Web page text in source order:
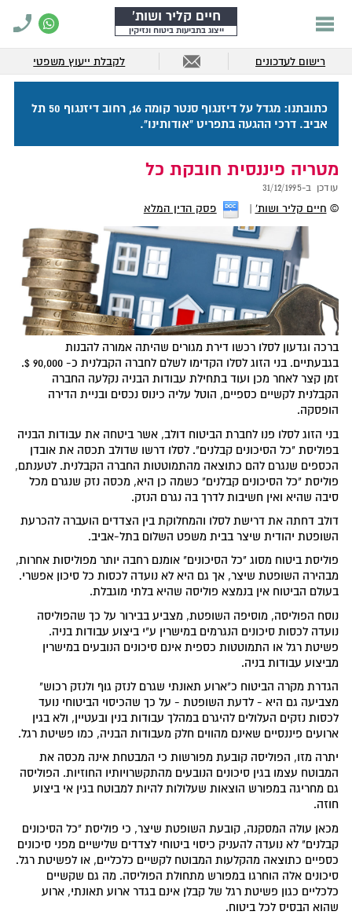
חיים קליר ושות'
ייצוג בתביעות ביטוח ונזיקין
רישום לעדכונים לקבלת ייעוץ משפטי
כתובתנו: מגדל על דיזנגוף סנטר קומה 16, רחוב דיזנגוף 50 תל
אביב. דרכי ההגעה בתפריט "אודותינו".
מטריה פיננסית חובקת כל
עודכן ב-31/12/1995
© חיים קליר ושות' פסק הדין המלא
ברכה וגדעון לסלו רכשו דירת מגורים שהיתה אמורה להבנות
בגבעתיים. בני הזוג לסלו הקדימו לשלם לחברה הקבלנית כ- 90,000 $.
זמן קצר לאחר מכן ועוד בתחילת עבודות הבניה נקלעה החברה
הקבלנית לקשיים כספיים, הוטל עליה כינוס נכסים ובניית הדירה
הופסקה.
בני הזוג לסלו פנו לחברת הביטוח דולב, אשר ביטחה את עבודות הבניה
בפוליסת "כל הסיכונים קבלנים". לסלו דרשו שדולב תכסה את אובדן
הכספים שנגרם להם כתוצאה מהתמוטטות החברה הקבלנית. לטענתם,
פוליסת "כל הסיכונים קבלנים" כשמה כן היא, מכסה נזק שנגרם מכל
סיבה שהיא ואין חשיבות לדרך בה נגרם הנזק.
דולב דחתה את דרישת לסלו והמחלוקת בין הצדדים הועברה להכרעת
השופטת יהודית שיצר בבית משפט השלום בתל-אביב.
פוליסת ביטוח מסוג "כל הסיכונים" אומנם רחבה יותר מפוליסות אחרות,
מבהירה השופטת שיצר, אך גם היא לא נועדה לכסות כל סיכון אפשרי.
בעולם הביטוח אין בנמצא פוליסה שהיא בלתי מוגבלת.
נוסח הפוליסה, מוסיפה השופטת, מצביע בבירור על כך שהפוליסה
נועדה לכסות סיכונים הנגרמים במישרין ע"י ביצוע עבודות בניה.
פשיטת רגל או התמוטטות כספית אינם סיכונים הנובעים במישרין
מביצוע עבודות בניה.
הגדרת מקרה הביטוח כ"ארוע תאונתי שגרם לנזק גוף ולנזק רכוש"
מצביעה גם היא - לדעת השופטת - על כך שהכיסוי הביטוחי נועד
לכסות נזקים העלולים להיגרם במהלך עבודות בנין ובעטיין, ולא בגין
ארועים פיננסיים שאינם מהווים חלק מעבודות הבניה, כמו פשיטת רגל.
יתרה מזו, הפוליסה קובעת מפורשות כי המבטחת אינה מכסה את
המבוטח עצמו בגין סיכונים הנובעים מהתקשרויותיו החוזיות. הפוליסה
גם מחריגה במפורש הוצאות שעלולות להיות למבוטח בגין אי ביצוע
חוזה.
מכאן עולה המסקנה, קובעת השופטת שיצר, כי פוליסת "כל הסיכונים
קבלנים" לא נועדה להעניק כיסוי ביטוחי לצדדים שלישיים מפני סיכונים
כספיים כתוצאה מהקלעות המבוטח לקשיים כלכליים, או לפשיטת רגל.
סיכונים אלה הוחרגו במפורש מתחולת הפוליסה. מה גם שקשיים
כלכליים כגון פשיטת רגל של קבלן אינם בגדר ארוע תאונתי, ארוע
שהוא הבסיס לכל ביטוח.